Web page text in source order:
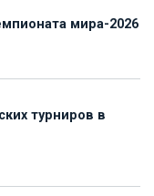
мира-2026
турниров в